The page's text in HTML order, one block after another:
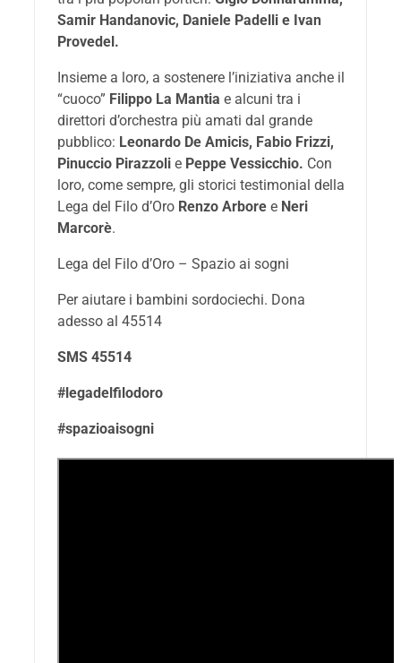
Samir Handanovic, Daniele Padelli e Ivan
Provedel.
Insieme a loro, a sostenere l’iniziativa anche il
“cuoco” Filippo La Mantia e alcuni tra i
direttori d’orchestra più amati dal grande
pubblico: Leonardo De Amicis, Fabio Frizzi,
Pinuccio Pirazzoli e Peppe Vessicchio. Con
loro, come sempre, gli storici testimonial della
Lega del Filo d’Oro Renzo Arbore e Neri
Marcorè.
Lega del Filo d’Oro – Spazio ai sogni
Per aiutare i bambini sordociechi. Dona
adesso al 45514
SMS 45514
#legadelfilodoro
#spazioaisogni